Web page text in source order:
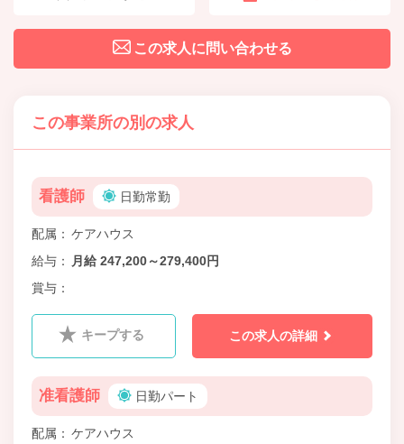
この求人に問い合わせる
この事業所の別の求人
看護師 日勤常勤
配属
ケアハウス
給与
月給 247,200～279,400円
賞与
キープする この求人の詳細
准看護師 日勤パート
配属 ケアハウス